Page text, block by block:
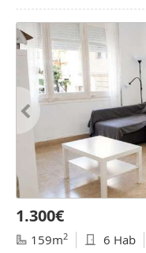
1.300€
159m2 6 Hab